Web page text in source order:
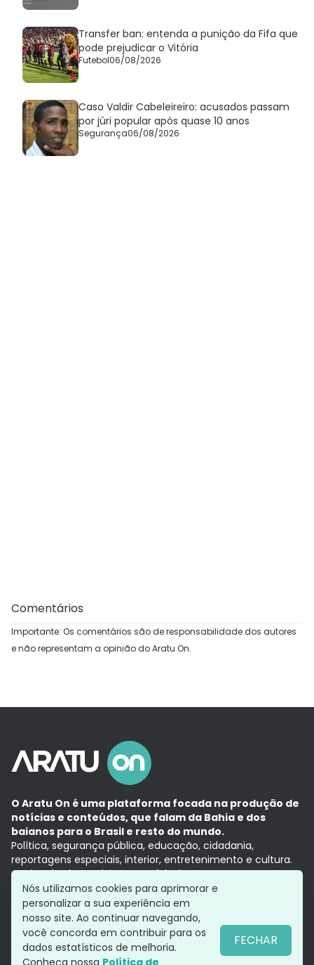
Transfer ban: entenda a punição da Fifa que
pode prejudicar o Vitória
Futebol06/08/2026
Caso Valdir Cabeleireiro: acusados passam
por júri popular após quase 10 anos
Segurança06/08/2026
Comentários
Importante: Os comentários são de responsabilidade dos autores
e não representam a opinião do Aratu On.
O Aratu On é uma plataforma focada na produção de
notícias e conteúdos, que falam da Bahia e dos
baianos para o Brasil e resto do mundo.
Política, segurança pública, educação, cidadania,
reportagens especiais, interior, entretenimento e cultura.
Aqui, tudo vira notícia e a notícia é no tempo presente,
com a credibilidade do Grupo Aratu.
Grupo Aratu
Política de privacidade
Siga-nos
Nós utilizamos cookies para aprimorar e
personalizar a sua experiência em
nosso site. Ao continuar navegando,
você concorda em contribuir para os
dados estatísticos de melhoria.
Conheça nossa Política de
FECHAR